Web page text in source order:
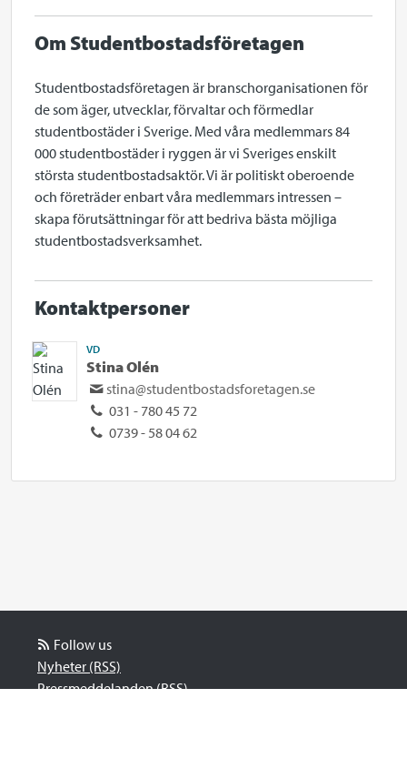
Om Studentbostadsföretagen
Studentbostadsföretagen är branschorganisationen för
de som äger, utvecklar, förvaltar och förmedlar
studentbostäder i Sverige. Med våra medlemmars 84
000 studentbostäder i ryggen är vi Sveriges enskilt
största studentbostadsaktör. Vi är politiskt oberoende
och företräder enbart våra medlemmars intressen –
skapa förutsättningar för att bedriva bästa möjliga
studentbostadsverksamhet.
Kontaktpersoner
VD
Stina Olén
stina@studentbostadsforetagen.se
031 - 780 45 72
0739 - 58 04 62
Follow us
Nyheter (RSS)
Pressmeddelanden (RSS)